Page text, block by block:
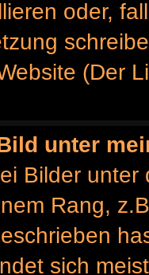
oder,
(Der
unter
Bilder
Rang,
sich